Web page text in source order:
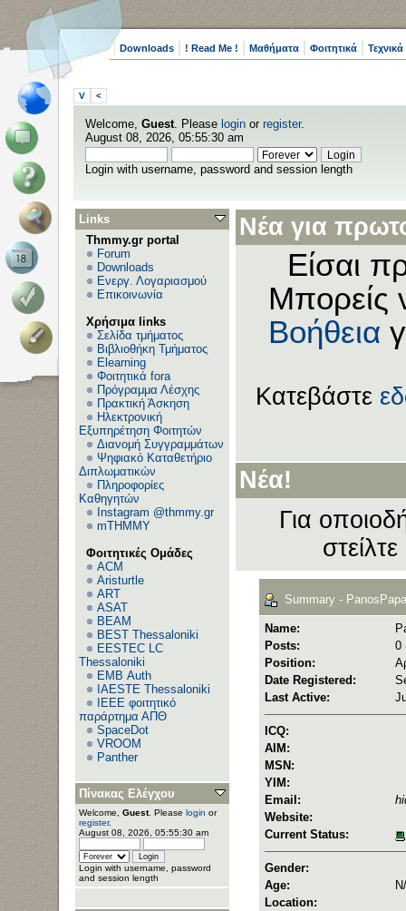
Downloads ! Read Me ! Μαθήματα Φοιτητικά
V <
Welcome, Guest. Please login or register.
August 08, 2026, 05:55:30 am
Login with username, password and session length
Links
Thmmy.gr portal
Forum
Downloads
Ενεργ. Λογαριασμού
Επικοινωνία
Χρήσιμα links
Σελίδα τμήματος
Βιβλιοθήκη Τμήματος
Elearning
Φοιτητικά fora
Πρόγραμμα Λέσχης
Πρακτική Άσκηση
Ηλεκτρονική
Εξυπηρέτηση Φοιτητών
Διανομή Συγγραμμάτων
Ψηφιακό Καταθετήριο
Διπλωματικών
Πληροφορίες
Καθηγητών
Instagram @thmmy.gr
mTHMMY
Φοιτητικές Ομάδες
ACM
Aristurtle
ART
ASAT
BEAM
BEST Thessaloniki
EESTEC LC
Thessaloniki
EΜΒ Auth
IAESTE Thessaloniki
IEEE φοιτητικό
παράρτημα ΑΠΘ
SpaceDot
VROOM
Panther
Πίνακας Ελέγχου
Welcome, Guest. Please login or
register.
August 08, 2026, 05:55:30 am
Login with username, password
and session length
Νέα για
Είσαι
Μπορείς
Βοήθεια
Κατεβάστε
Νέα!
Για
Summary -
Name:
Posts:
0
Position:
Date Registered:
Last Active:
ICQ:
AIM:
MSN:
YIM:
Email:
Website:
Current Status:
Gender:
Age:
Location: